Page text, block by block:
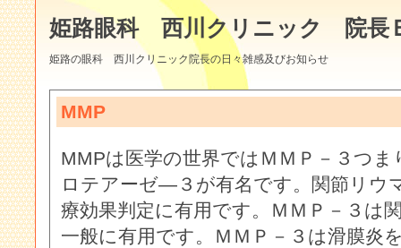
姫路眼科 西川クリニック 院長
姫路の眼科 西川クリニック院長の日々雑感及びお知らせ
MMP
MMPは医学の世界ではＭＭＰ－３つ
ロテアーゼ―３が有名です。関節リウ
療効果判定に有用です。ＭＭＰ－３は
一般に有用です。ＭＭＰ－３は滑膜炎